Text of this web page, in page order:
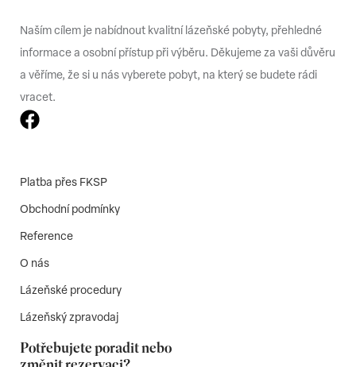
Naším cílem je nabídnout kvalitní lázeňské pobyty, přehledné
informace a osobní přístup při výběru. Děkujeme za vaši důvěru
a věříme, že si u nás vyberete pobyt, na který se budete rádi
vracet.
Platba přes FKSP
Obchodní podmínky
Reference
O nás
Lázeňské procedury
Lázeňský zpravodaj
Potřebujete poradit nebo